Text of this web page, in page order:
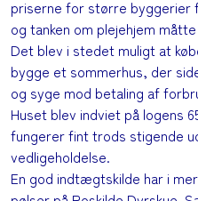
priserne for større
og tanken om plejehjem
Det blev i stedet muligt at
bygge et sommerhus, der
og syge mod betaling af
Huset blev indviet på logens
fungerer fint trods stigende
vedligeholdelse.
En god indtægtskilde har i